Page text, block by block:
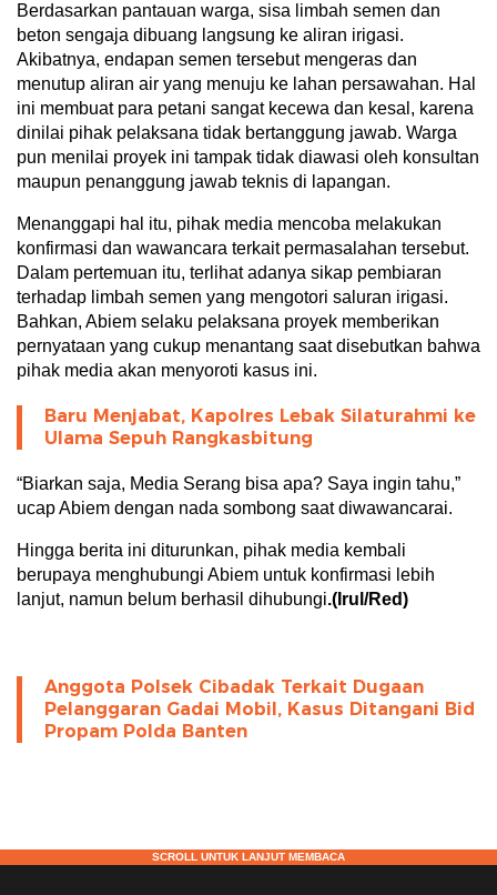
Berdasarkan pantauan warga, sisa limbah semen dan
beton sengaja dibuang langsung ke aliran irigasi.
Akibatnya, endapan semen tersebut mengeras dan
menutup aliran air yang menuju ke lahan persawahan. Hal
ini membuat para petani sangat kecewa dan kesal, karena
dinilai pihak pelaksana tidak bertanggung jawab. Warga
pun menilai proyek ini tampak tidak diawasi oleh konsultan
maupun penanggung jawab teknis di lapangan.
Menanggapi hal itu, pihak media mencoba melakukan
konfirmasi dan wawancara terkait permasalahan tersebut.
Dalam pertemuan itu, terlihat adanya sikap pembiaran
terhadap limbah semen yang mengotori saluran irigasi.
Bahkan, Abiem selaku pelaksana proyek memberikan
pernyataan yang cukup menantang saat disebutkan bahwa
pihak media akan menyoroti kasus ini.
Baru Menjabat, Kapolres Lebak Silaturahmi ke
Ulama Sepuh Rangkasbitung
“Biarkan saja, Media Serang bisa apa? Saya ingin tahu,”
ucap Abiem dengan nada sombong saat diwawancarai.
Hingga berita ini diturunkan, pihak media kembali
berupaya menghubungi Abiem untuk konfirmasi lebih
lanjut, namun belum berhasil dihubungi.(Irul/Red)
Anggota Polsek Cibadak Terkait Dugaan
Pelanggaran Gadai Mobil, Kasus Ditangani Bid
Propam Polda Banten